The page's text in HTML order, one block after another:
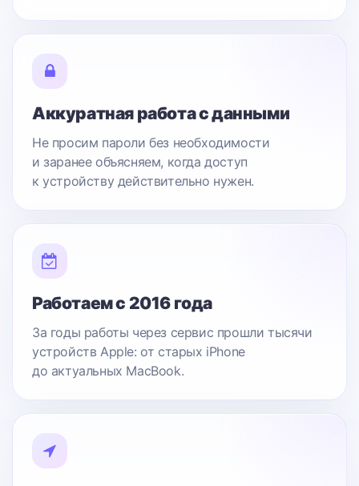
Аккуратная работа с данными
Не просим пароли без необходимости
и заранее объясняем, когда доступ
к устройству действительно нужен.
Работаем с 2016 года
За годы работы через сервис прошли тысячи
устройств Apple: от старых iPhone
до актуальных MacBook.